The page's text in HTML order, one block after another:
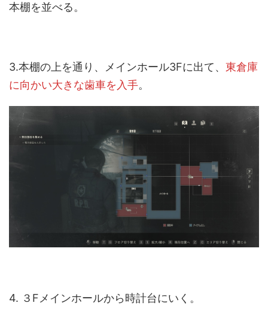
本棚を並べる。
3.本棚の上を通り、メインホール3Fに出て、 東倉庫
に向かい大きな歯車を入手。
4. ３Fメインホールから時計台にいく。